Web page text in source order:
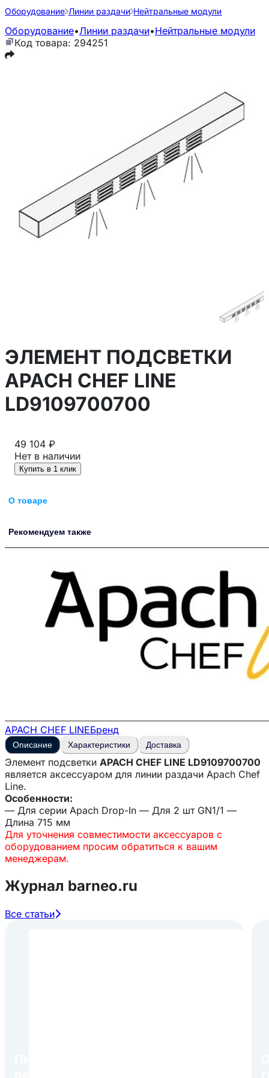
Оборудование Линии раздачи Нейтральные модули
Оборудование•Линии раздачи•Нейтральные модули
Код товара: 294251
ЭЛЕМЕНТ ПОДСВЕТКИ
APACH CHEF LINE
LD9109700700
49 104 ₽
Нет в наличии
Купить в 1 клик
О товаре
Рекомендуем также
APACH CHEF LINEБренд
Описание Характеристики Доставка
Элемент подсветки APACH CHEF LINE LD9109700700
является аксессуаром для линии раздачи Apach Chef
Line.
Особенности:
— Для серии Apach Drop-In — Для 2 шт GN1/1 —
Длина 715 мм
Для уточнения совместимости аксессуаров с
оборудованием просим обратиться к вашим
менеджерам.
Журнал barneo.ru
Все статьи